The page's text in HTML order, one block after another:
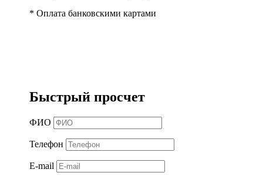
* Оплата банковскими картами
Быстрый просчет
ФИО
Телефон
E-mail